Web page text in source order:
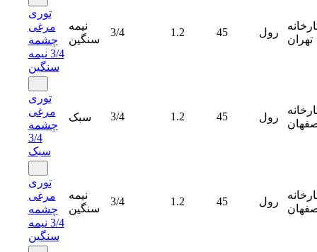
توری
مرغی
چشمه
3/4 نیمه
سنگین
نیمه
سنگین
3/4 1.2 45 رول
تهران
توری
مرغی
چشمه
3/4
سبک
سبک 3/4 1.2 45 رول
توری
مرغی
چشمه
3/4 نیمه
سنگین
نیمه
سنگین
3/4 1.2 45 رول